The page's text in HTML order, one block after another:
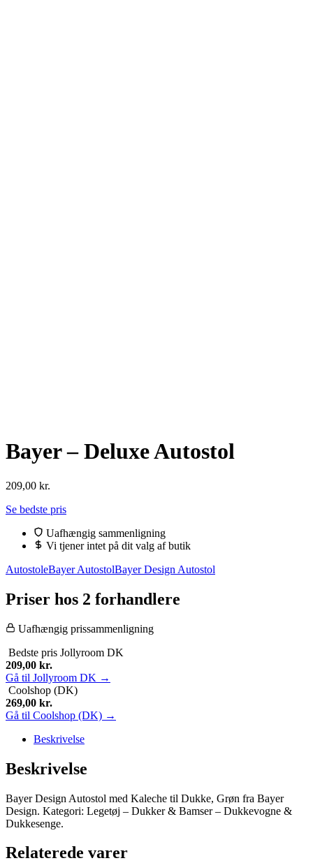
Bayer – Deluxe Autostol
209,00 kr.
Se bedste pris
Uafhængig sammenligning
Vi tjener intet på dit valg af butik
AutostoleBayer AutostolBayer Design Autostol
Priser hos 2 forhandlere
Uafhængig prissammenligning
Bedste pris Jollyroom DK
209,00 kr.
Gå til Jollyroom DK →
Coolshop (DK)
269,00 kr.
Gå til Coolshop (DK) →
Beskrivelse
Beskrivelse
Bayer Design Autostol med Kaleche til Dukke, Grøn fra Bayer
Design. Kategori: Legetøj – Dukker & Bamser – Dukkevogne &
Dukkesenge.
Relaterede varer